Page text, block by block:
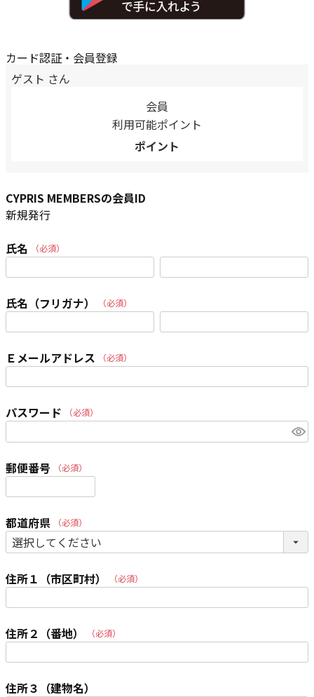
カード認証・会員登録
ゲスト さん
会員
利用可能ポイント
ポイント
CYPRIS MEMBERSの会員ID
新規発行
氏名
(必須)
氏名（フリガナ）
(必須)
Ｅメールアドレス
(必須)
パスワード
(必須)
郵便番号
(必須)
都道府県
(必須)
住所１（市区町村）
(必須)
住所２（番地）
(必須)
住所３（建物名）